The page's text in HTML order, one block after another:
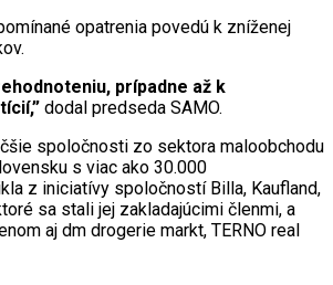
opatrenia povedú k zníženej
prípadne až k
dodal predseda SAMO.
spoločnosti zo sektora maloobchodu
s viac ako 30.000
z iniciatívy spoločností Billa, Kaufland,
sa stali jej zakladajúcimi členmi, a
aj dm drogerie markt, TERNO real